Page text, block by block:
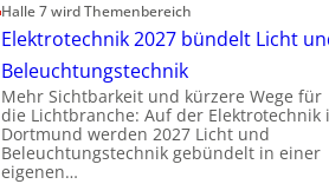
Halle 7 wird Themenbereich
Elektrotechnik 2027 bündelt Licht
Beleuchtungstechnik
Mehr Sichtbarkeit und kürzere Wege für
die Lichtbranche: Auf der Elektrotechnik
Dortmund werden 2027 Licht und
Beleuchtungstechnik gebündelt in einer
eigenen…